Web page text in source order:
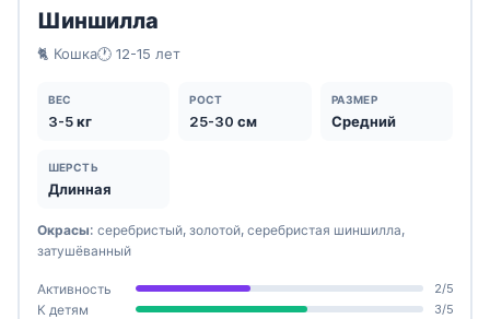
Шиншилла
🐈 Кошка🕐 12-15 лет
ВЕС
3-5 кг
РОСТ
25-30 см
РАЗМЕР
Средний
ШЕРСТЬ
Длинная
Окрасы: серебристый, золотой, серебристая шиншилла,
затушёванный
Активность 2/5
К детям 3/5